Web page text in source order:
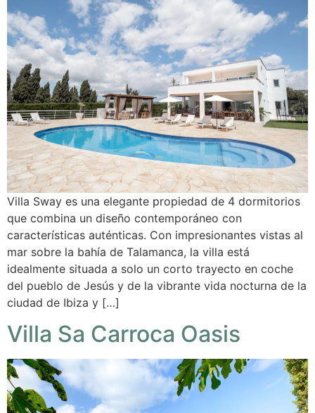
Villa Sway es una elegante propiedad de 4 dormitorios
que combina un diseño contemporáneo con
características auténticas. Con impresionantes vistas al
mar sobre la bahía de Talamanca, la villa está
idealmente situada a solo un corto trayecto en coche
del pueblo de Jesús y de la vibrante vida nocturna de la
ciudad de Ibiza y […]
Villa Sa Carroca Oasis